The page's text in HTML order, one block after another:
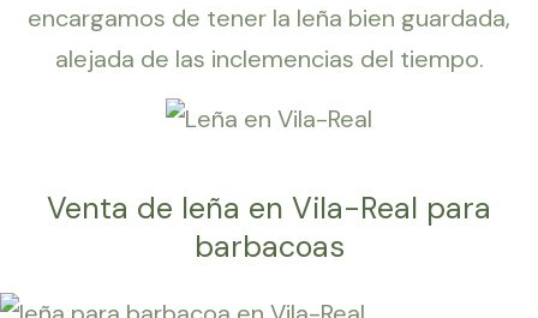
encargamos de tener la leña bien guardada,
alejada de las inclemencias del tiempo.
Venta de leña en Vila-Real para
barbacoas